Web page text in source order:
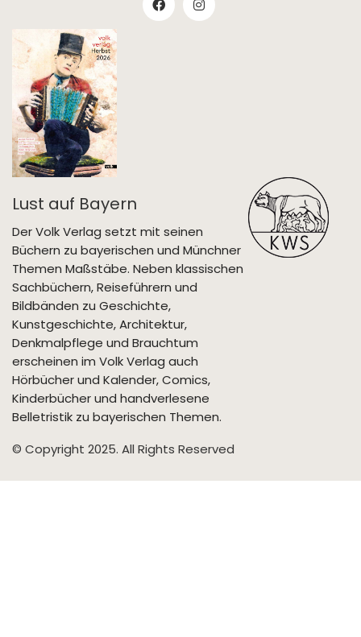
Lust auf Bayern
Der Volk Verlag setzt mit seinen
Büchern zu bayerischen und Münchner
Themen Maßstäbe. Neben klassischen
Sachbüchern, Reiseführern und
Bildbänden zu Geschichte,
Kunstgeschichte, Architektur,
Denkmalpflege und Brauchtum
erscheinen im Volk Verlag auch
Hörbücher und Kalender, Comics,
Kinderbücher und handverlesene
Belletristik zu bayerischen Themen.
© Copyright 2025. All Rights Reserved